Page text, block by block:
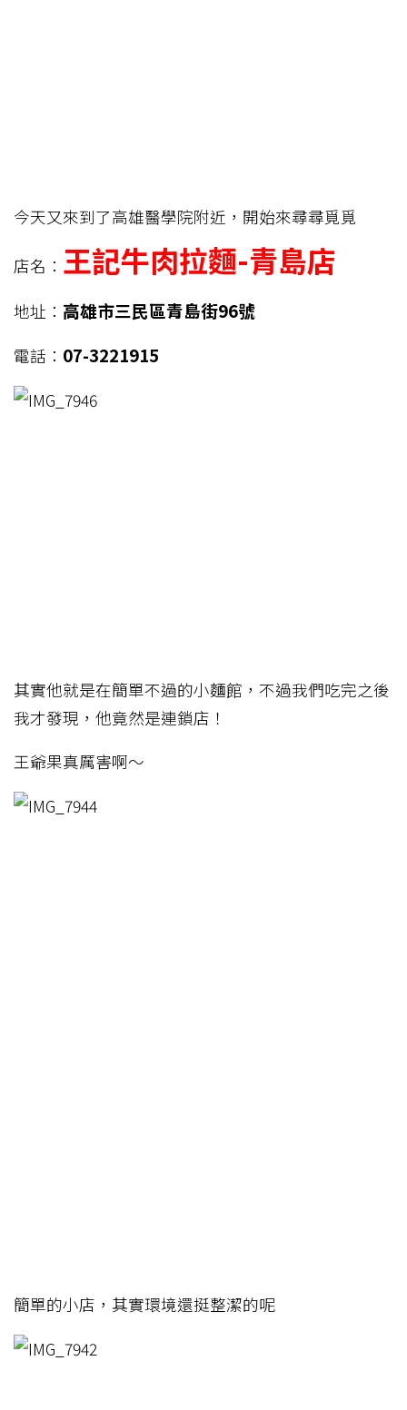
今天又來到了高雄醫學院附近，開始來尋尋覓覓
店名： 王記牛肉拉麵-青島店
地址： 高雄市三民區青島街96號
電話： 07-3221915
其實他就是在簡單不過的小麵館，不過我們吃完之後
我才發現，他竟然是連鎖店！
王爺果真厲害啊～
簡單的小店，其實環境還挺整潔的呢